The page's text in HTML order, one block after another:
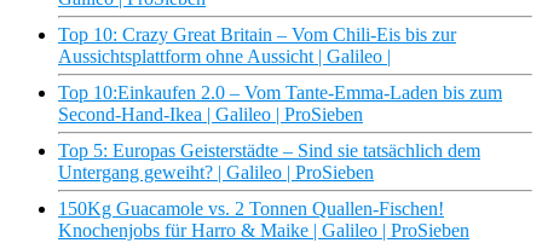
Top 10: Crazy Great Britain – Vom Chili-Eis bis zur
Aussichtsplattform ohne Aussicht | Galileo |
Top 10:Einkaufen 2.0 – Vom Tante-Emma-Laden bis zum
Second-Hand-Ikea | Galileo | ProSieben
Top 5: Europas Geisterstädte – Sind sie tatsächlich dem
Untergang geweiht? | Galileo | ProSieben
150Kg Guacamole vs. 2 Tonnen Quallen-Fischen!
Knochenjobs für Harro & Maike | Galileo | ProSieben